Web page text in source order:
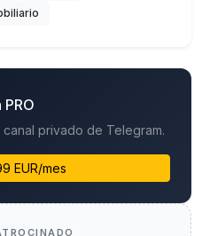
PRO
privado de Telegram.
EUR/mes